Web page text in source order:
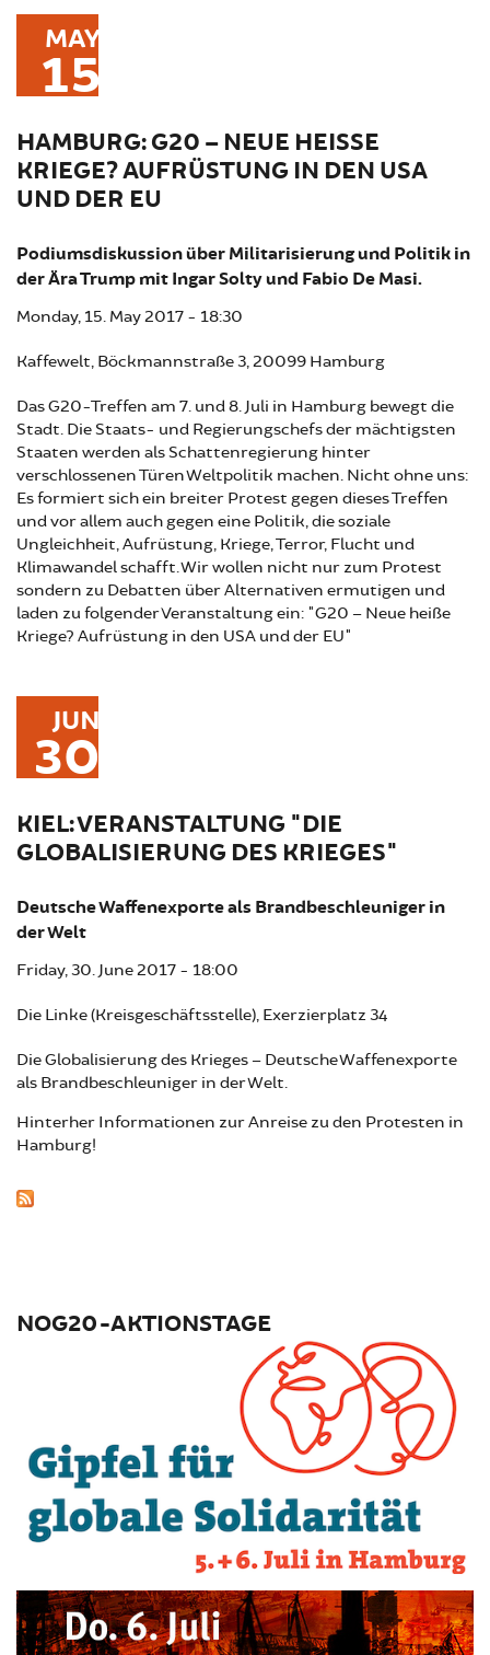
MAY
15
HAMBURG: G20 – NEUE HEISSE K
RIEGE? AUFRÜSTUNG IN DEN USA U
ND DER EU
Podiumsdiskussion über Militarisierung und Politik in
der Ära Trump mit Ingar Solty und Fabio De Masi.
Monday, 15. May 2017 - 18:30
Kaffewelt, Böckmannstraße 3, 20099 Hamburg
Das G20-Treffen am 7. und 8. Juli in Hamburg bewegt die
Stadt. Die Staats- und Regierungschefs der mächtigsten
Staaten werden als Schattenregierung hinter
verschlossenen Türen Weltpolitik machen. Nicht ohne uns:
Es formiert sich ein breiter Protest gegen dieses Treffen
und vor allem auch gegen eine Politik, die soziale
Ungleichheit, Aufrüstung, Kriege, Terror, Flucht und
Klimawandel schafft. Wir wollen nicht nur zum Protest
sondern zu Debatten über Alternativen ermutigen und
laden zu folgender Veranstaltung ein: "G20 – Neue heiße
Kriege? Aufrüstung in den USA und der EU"
JUN
30
KIEL: VERANSTALTUNG "DIE
GLOBALISIERUNG DES KRIEGES"
Deutsche Waffenexporte als Brandbeschleuniger in
der Welt
Friday, 30. June 2017 - 18:00
Die Linke (Kreisgeschäftsstelle), Exerzierplatz 34
Die Globalisierung des Krieges – Deutsche Waffenexporte
als Brandbeschleuniger in der Welt.
Hinterher Informationen zur Anreise zu den Protesten in
Hamburg!
NOG20-AKTIONSTAGE